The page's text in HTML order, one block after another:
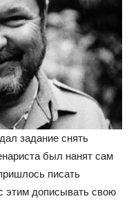
задание снять
был нанят сам
писать
этим дописывать свою